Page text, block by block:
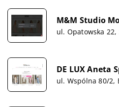
M&M Studio
ul. Opatowska 22,
DE LUX Aneta
ul. Wspólna 80/2,